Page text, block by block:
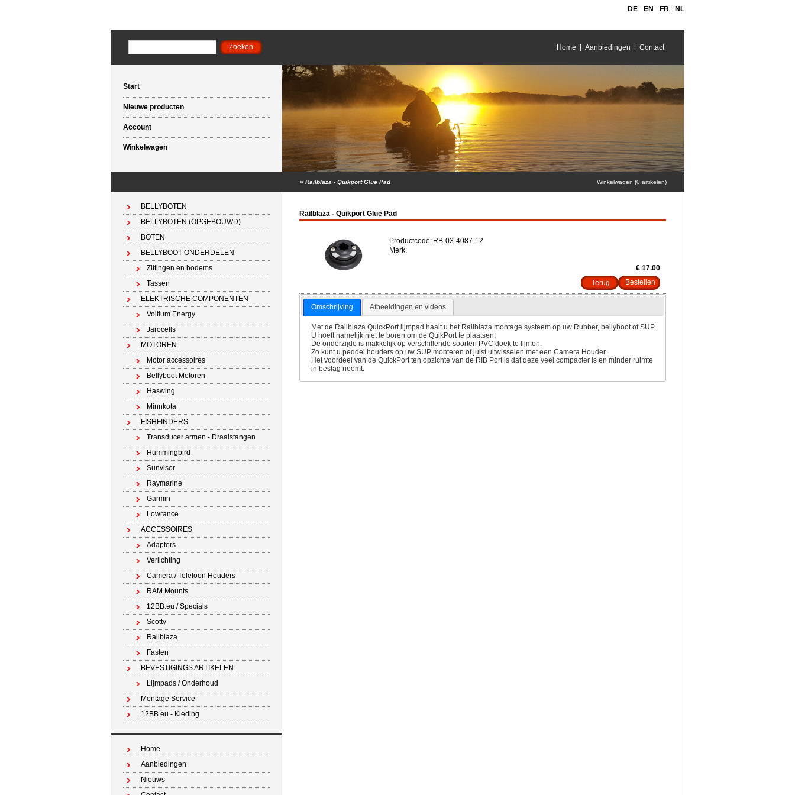
DE - EN - FR - NL
Home Aanbiedingen Contact
Start
Nieuwe producten
Account
Winkelwagen
» Railblaza - Quikport Glue Pad Winkelwagen (0 artikelen)
BELLYBOTEN
BELLYBOTEN (OPGEBOUWD)
BOTEN
BELLYBOOT ONDERDELEN
Zittingen en bodems
Tassen
ELEKTRISCHE COMPONENTEN
Voltium Energy
Jarocells
MOTOREN
Motor accessoires
Bellyboot Motoren
Haswing
Minnkota
FISHFINDERS
Transducer armen - Draaistangen
Hummingbird
Sunvisor
Raymarine
Garmin
Lowrance
ACCESSOIRES
Adapters
Verlichting
Camera / Telefoon Houders
RAM Mounts
12BB.eu / Specials
Scotty
Railblaza
Fasten
BEVESTIGINGS ARTIKELEN
Lijmpads / Onderhoud
Montage Service
12BB.eu - Kleding
Home
Aanbiedingen
Nieuws
Railblaza - Quikport Glue Pad
Productcode: RB-03-4087-12
Merk:
€ 17.00
Terug
Omschrijving Afbeeldingen en videos
Met de Railblaza QuickPort lijmpad haalt u het Railblaza montage systeem op uw Rubber, bellyboot of SUP.
U hoeft namelijk niet te boren om de QuikPort te plaatsen.
De onderzijde is makkelijk op verschillende soorten PVC doek te lijmen.
Zo kunt u peddel houders op uw SUP monteren of juist uitwisselen met een Camera Houder.
Het voordeel van de QuickPort ten opzichte van de RIB Port is dat deze veel compacter is en minder ruimte
in beslag neemt.